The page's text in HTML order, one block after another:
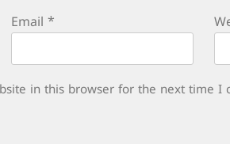
Email *
in this browser for the next time I